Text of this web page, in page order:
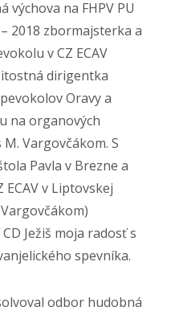
výchova na FHPV PU
2018 zbormajsterka a
v CZ ECAV
dirigentka
Oravy a
na organových
Vargovčákom. S
Pavla v Brezne a
v Liptovskej
Ježiš moja radosť s
spevníka.
odbor hudobná